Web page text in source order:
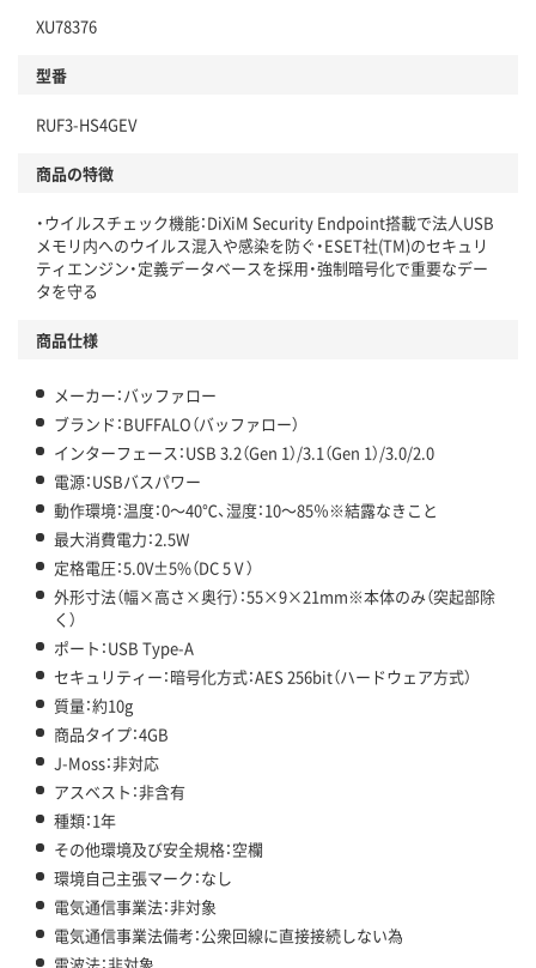
XU78376
型番
RUF3-HS4GEV
商品の特徴
・ウイルスチェック機能：DiXiM Security Endpoint搭載で法人USB
メモリ内へのウイルス混入や感染を防ぐ・ESET社(TM)のセキュリ
ティエンジン・定義データベースを採用・強制暗号化で重要なデー
タを守る
商品仕様
メーカー：バッファロー
ブランド：BUFFALO（バッファロー）
インターフェース：USB 3.2（Gen 1）/3.1（Gen 1）/3.0/2.0
電源：USBバスパワー
動作環境：温度：0～40℃、湿度：10～85％※結露なきこと
最大消費電力：2.5W
定格電圧：5.0V±5%（DC 5 V ）
外形寸法（幅×高さ×奥行）：55×9×21mm※本体のみ（突起部除
く）
ポート：USB Type-A
セキュリティー：暗号化方式：AES 256bit（ハードウェア方式）
質量：約10g
商品タイプ：4GB
J-Moss：非対応
アスベスト：非含有
種類：1年
その他環境及び安全規格：空欄
環境自己主張マーク：なし
電気通信事業法：非対象
電気通信事業法備考：公衆回線に直接接続しない為
電波法：非対象